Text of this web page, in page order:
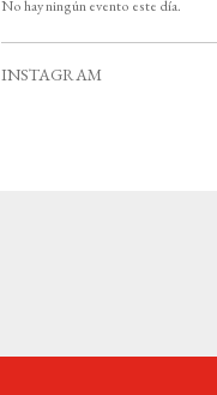
i
No hay ningún evento este día.
INSTAGRAM